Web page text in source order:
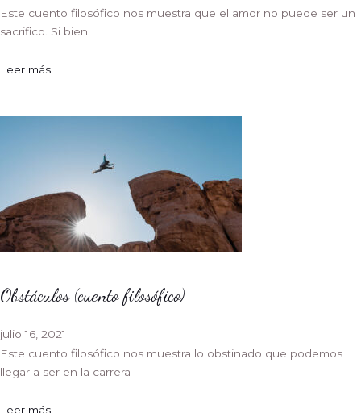
Este cuento filosófico nos muestra que el amor no puede ser un
sacrifico. Si bien
Leer más
Obstáculos (cuento filosófico)
julio 16, 2021
Este cuento filosófico nos muestra lo obstinado que podemos
llegar a ser en la carrera
Leer más